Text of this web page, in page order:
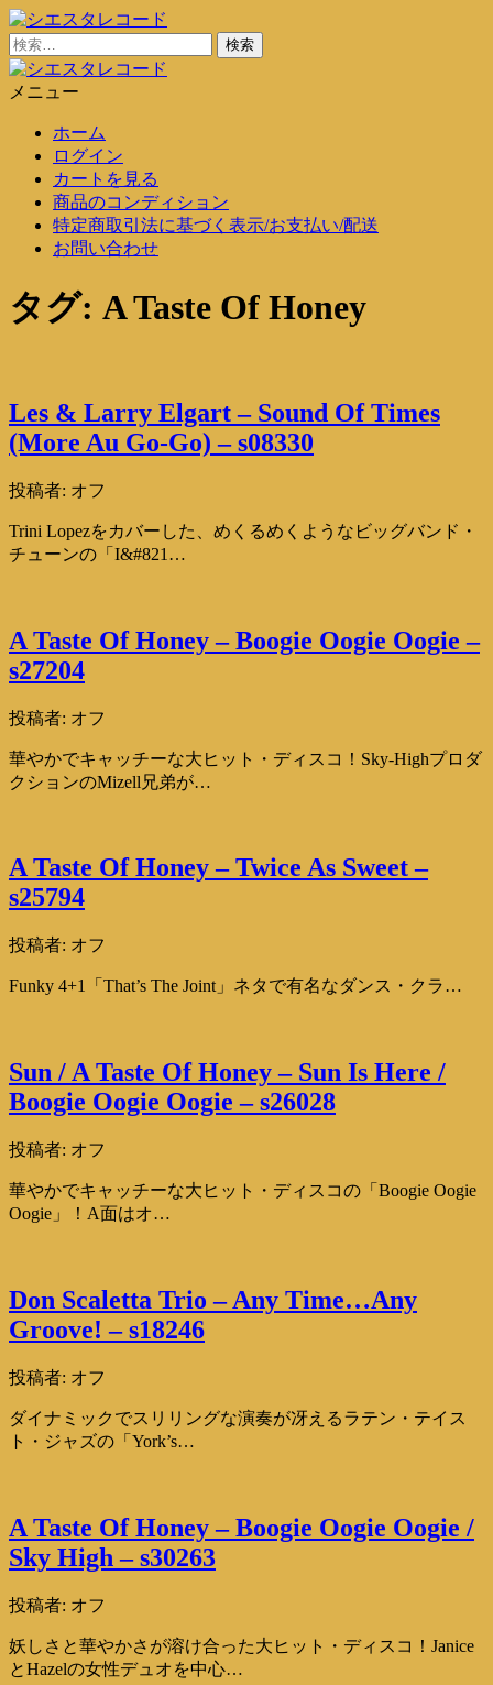
コ
ン
テ
ン
シエスタレコード
中古レコード通販
検
索:
メニュー
ホーム
ログイン
カートを見る
商品のコンディション
特定商取引法に基づく表示/お支払い/配送
お問い合わせ
タグ: A Taste Of Honey
Les & Larry Elgart – Sound Of Times
(More Au Go-Go) – s08330
投稿者: オフ
Trini Lopezをカバーした、めくるめくようなビッグバンド・
チューンの「I&#821…
A Taste Of Honey – Boogie Oogie Oogie –
s27204
投稿者: オフ
華やかでキャッチーな大ヒット・ディスコ！Sky-Highプロダ
クションのMizell兄弟が…
A Taste Of Honey – Twice As Sweet –
s25794
投稿者: オフ
Funky 4+1「That’s The Joint」ネタで有名なダンス・クラ…
Sun / A Taste Of Honey – Sun Is Here /
Boogie Oogie Oogie – s26028
投稿者: オフ
華やかでキャッチーな大ヒット・ディスコの「Boogie Oogie
Oogie」！A面はオ…
Don Scaletta Trio – Any Time…Any
Groove! – s18246
投稿者: オフ
ダイナミックでスリリングな演奏が冴えるラテン・テイス
ト・ジャズの「York’s…
A Taste Of Honey – Boogie Oogie Oogie /
Sky High – s30263
投稿者: オフ
妖しさと華やかさが溶け合った大ヒット・ディスコ！Janice
とHazelの女性デュオを中心…